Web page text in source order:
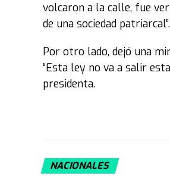
volcaron a la calle, fue
de una sociedad patriarcal”.
Por otro lado, dejó una
“Esta ley no va a salir
presidenta.
NACIONALES